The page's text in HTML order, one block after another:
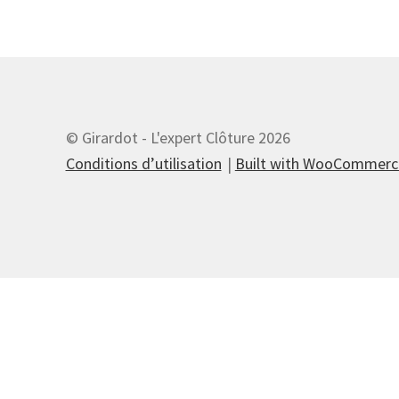
© Girardot - L'expert Clôture 2026
Conditions d’utilisation
Built with